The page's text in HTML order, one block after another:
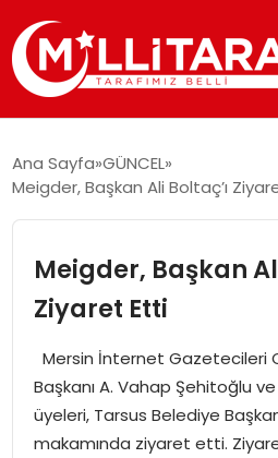
ÖZEL SAYFALAR
TEKNOLOJI
EKONOMI
SPOR
SIYASET
Ana Sayfa GÜNCEL
Meigder, Başkan Ali Boltaç’ı
Meigder, Başkan
Ziyaret Etti
Mersin İnternet Gazetecileri
Başkanı A. Vahap Şehitoğlu
üyeleri, Tarsus Belediye
makamında ziyaret etti.